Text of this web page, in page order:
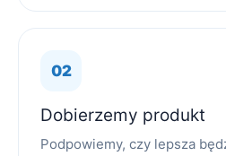
Dobierzemy produkt
Podpowiemy, czy lepsza